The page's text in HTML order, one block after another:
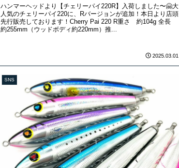
ハンマーヘッドより【チェリーパイ220R】入荷しました〜🤗大
人気のチェリーパイ220に、Rバージョンが追加！本日より店頭
先行販売しております！Cherry Pai 220 R重さ 約104g 全長
約255mm（ウッドボディ約220mm）推...
2025.03.01
SNS